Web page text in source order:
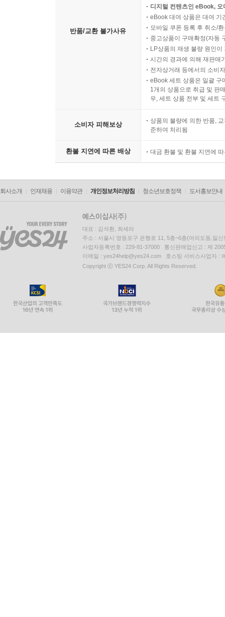
반품/교환 불가사유
디지털 컨텐츠인 eBook,
eBook 대여 상품은 대여 기
모바일 쿠폰 등록 후 취소/
중고상품이 구매확정(자동
LP상품의 재생 불량 원인
시간의 경과에 의해 재판매
전자상거래 등에서의 소비
eBook 세트 상품은 일괄 구
1개의 상품으로 취급 및 판
우, 세트 상품 전부 및 세트
소비자 피해보상
상품의 불량에 의한 반품,
준하여 처리됨
환불 지연에 따른 배상 대금 환불 및 환불 지연에
회사소개 인재채용 이용약관 개인정보처리방침 청소년보호정책 도서홍보안내
대표 : 김석환, 최세라
주소 : 서울시 영등포구 은행로 11, 5층~6층(여의도동,일신
사업자등록번호 : 229-81-37000 통신판매업신고 : 제
이메일 : yes24help@yes24.com 호스팅 서비스사업자 :
Copyright ⓒ YES24 Corp. All Rights Reserved.